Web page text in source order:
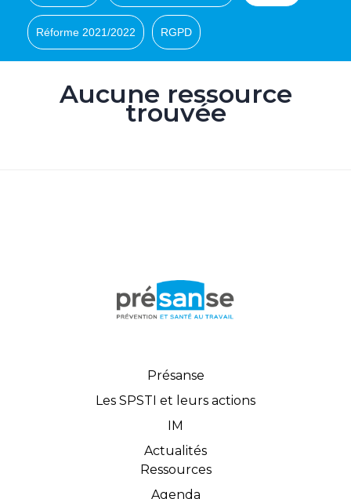
Réforme 2021/2022 RGPD
Aucune ressource
trouvée
Présanse
Les SPSTI et leurs actions
IM
Actualités
Ressources
Agenda